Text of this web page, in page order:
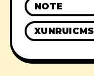
NOTE
XUNRUICMS